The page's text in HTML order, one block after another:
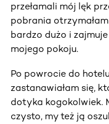
przełamali mój lęk
pobrania
bardzo dużo i
mojego pokoju.
Po powrocie do
zastanawiałam się,
dotyka kogokolwiek.
czysto, my też ją